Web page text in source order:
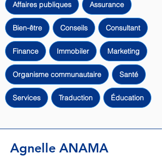
Affaires publiques Assurance
Bien-être Conseils Consultant
Finance Immobiler Marketing
Organisme communautaire Santé
Services Traduction Éducation
Agnelle ANAMA